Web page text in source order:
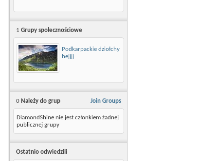
1 Grupy społecznościowe
Podkarpackie dziołchy
hejjjj
Join Groups
0 Należy do grup
DiamondShine nie jest członkiem żadnej
publicznej grupy
Ostatnio odwiedzili